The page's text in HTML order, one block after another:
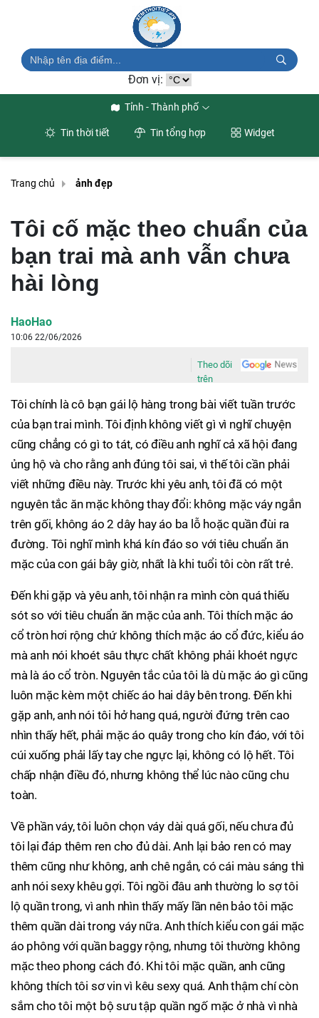
Đơn vị:
Tỉnh - Thành phố
Tin thời tiết Tin tổng hợp Widget
Trang chủ ảnh đẹp
Tôi cố mặc theo chuẩn của
bạn trai mà anh vẫn chưa
hài lòng
HaoHao
10:06 22/06/2026
Theo dõi
trên
Tôi chính là cô bạn gái lộ hàng trong bài viết tuần trước
của bạn trai mình. Tôi định không viết gì vì nghĩ chuyện
cũng chẳng có gì to tát, có điều anh nghĩ cả xã hội đang
ủng hộ và cho rằng anh đúng tôi sai, vì thế tôi cần phải
viết những điều này. Trước khi yêu anh, tôi đã có một
nguyên tắc ăn mặc không thay đổi: không mặc váy ngắn
trên gối, không áo 2 dây hay áo ba lỗ hoặc quần đùi ra
đường. Tôi nghĩ mình khá kín đáo so với tiêu chuẩn ăn
mặc của con gái bây giờ, nhất là khi tuổi tôi còn rất trẻ.
Đến khi gặp và yêu anh, tôi nhận ra mình còn quá thiếu
sót so với tiêu chuẩn ăn mặc của anh. Tôi thích mặc áo
cổ tròn hơi rộng chứ không thích mặc áo cổ đức, kiểu áo
mà anh nói khoét sâu thực chất không phải khoét ngực
mà là áo cổ tròn. Nguyên tắc của tôi là dù mặc áo gì cũng
luôn mặc kèm một chiếc áo hai dây bên trong. Đến khi
gặp anh, anh nói tôi hở hang quá, người đứng trên cao
nhìn thấy hết, phải mặc áo quây trong cho kín đáo, với tôi
cúi xuống phải lấy tay che ngực lại, không có lộ hết. Tôi
chấp nhận điều đó, nhưng không thể lúc nào cũng chu
toàn.
Về phần váy, tôi luôn chọn váy dài quá gối, nếu chưa đủ
tôi lại đáp thêm ren cho đủ dài. Anh lại bảo ren có may
thêm cũng như không, anh chê ngắn, có cái màu sáng thì
anh nói sexy khêu gợi. Tôi ngồi đâu anh thường lo sợ tôi
lộ quần trong, vì anh nhìn thấy mấy lần nên bảo tôi mặc
thêm quần dài trong váy nữa. Anh thích kiểu con gái mặc
áo phông với quần baggy rộng, nhưng tôi thường không
mặc theo phong cách đó. Khi tôi mặc quần, anh cũng
không thích tôi sơ vin vì kêu sexy quá. Anh thậm chí còn
sắm cho tôi một bộ sưu tập quần ngố mặc ở nhà vì nhà